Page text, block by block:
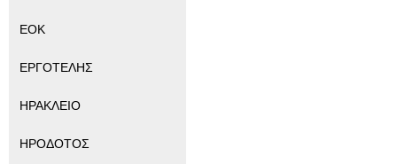
ΕΟΚ
ΕΡΓΟΤΕΛΗΣ
ΗΡΑΚΛΕΙΟ
ΗΡΟΔΟΤΟΣ